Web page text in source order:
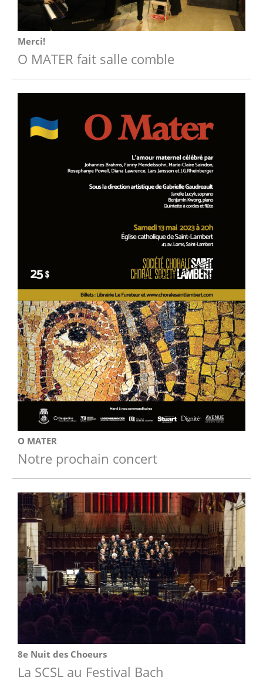
Merci!
O MATER fait salle comble
O MATER
Notre prochain concert
8e Nuit des Choeurs
La SCSL au Festival Bach